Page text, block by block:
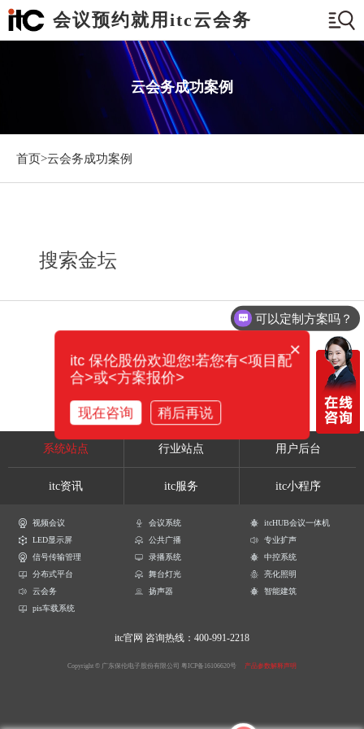
会议预约就用itc云会务
云会务成功案例
首页>云会务成功案例
搜索金坛
系统站点 行业站点 用户后台
itc资讯 itc服务 itc小程序
视频会议 会议系统
itcHUB会议一体机
LED显示屏
公共广播
专业扩声
信号传输管理
录播系统
中控系统
分布式平台
舞台灯光
亮化照明
云会务
扬声器
智能建筑
pis车载系统
itc官网 咨询热线：400-991-2218
Copyright © 广东保伦电子股份有限公司 粤ICP备16106620号 产品参数解释声明
可以定制方案吗？
×
itc 保伦股份欢迎您!若您有<项目配
合>或<方案报价>
现在咨询 稍后再说